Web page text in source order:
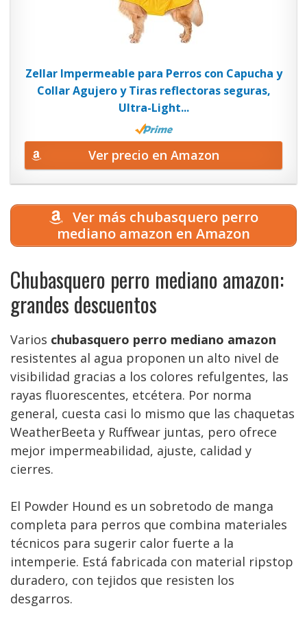
Zellar Impermeable para Perros con Capucha y
Collar Agujero y Tiras reflectoras seguras,
Ultra-Light...
Ver precio en Amazon
Ver más chubasquero perro
mediano amazon en Amazon
Chubasquero perro mediano amazon:
grandes descuentos
Varios chubasquero perro mediano amazon
resistentes al agua proponen un alto nivel de
visibilidad gracias a los colores refulgentes, las
rayas fluorescentes, etcétera. Por norma
general, cuesta casi lo mismo que las chaquetas
WeatherBeeta y Ruffwear juntas, pero ofrece
mejor impermeabilidad, ajuste, calidad y
cierres.
El Powder Hound es un sobretodo de manga
completa para perros que combina materiales
técnicos para sugerir calor fuerte a la
intemperie. Está fabricada con material ripstop
duradero, con tejidos que resisten los
desgarros.